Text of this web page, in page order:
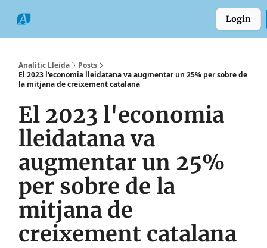
Login
Analític Lleida
Posts
El 2023 l'economia lleidatana va augmentar un 25% per sobre de
la mitjana de creixement catalana
El 2023 l'economia
lleidatana va
augmentar un 25%
per sobre de la
mitjana de
creixement catalana